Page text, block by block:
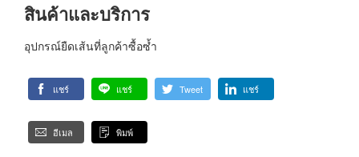
สินค้าและบริการ
อุปกรณ์​ยืด​เส้น​ที่ลูกค้าซื้อซ้ำ
แชร์ แชร์ Tweet แชร์
อีเมล พิมพ์